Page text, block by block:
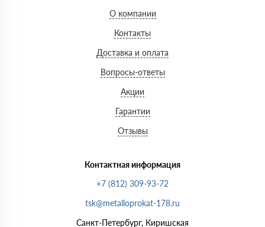
О компании
Контакты
Доставка и оплата
Вопросы-ответы
Акции
Гарантии
Отзывы
Контактная информация
+7 (812) 309-93-72
tsk@metalloprokat-178.ru
Санкт-Петербург, Киришская